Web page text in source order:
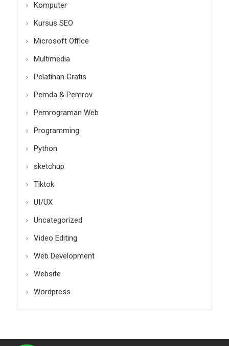
Komputer
Kursus SEO
Microsoft Office
Multimedia
Pelatihan Gratis
Pemda & Pemrov
Pemrograman Web
Programming
Python
sketchup
Tiktok
UI/UX
Uncategorized
Video Editing
Web Development
Website
Wordpress